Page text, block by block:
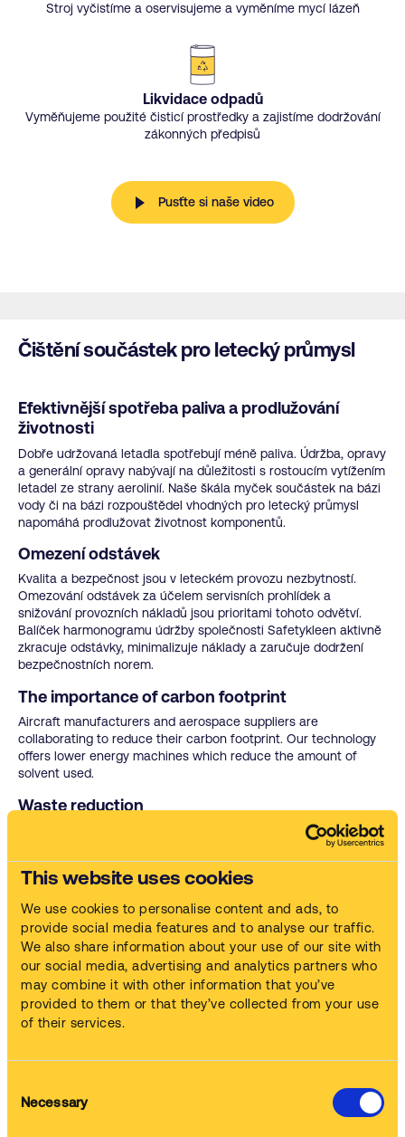
This website uses cookies
We use cookies to personalise content and ads, to
provide social media features and to analyse our traffic.
We also share information about your use of our site with
our social media, advertising and analytics partners who
may combine it with other information that you’ve
provided to them or that they’ve collected from your use
of their services.
Necessary
Stroj vyčistíme a oservisujeme a vyměníme mycí lázeň
Likvidace odpadů
Vyměňujeme použité čisticí prostředky a zajistíme dodržování
zákonných předpisů
Pusťte si naše video
Čištění součástek pro letecký průmysl
Efektivnější spotřeba paliva a prodlužování
životnosti
Dobře udržovaná letadla spotřebují méně paliva. Údržba, opravy
a generální opravy nabývají na důležitosti s rostoucím vytížením
letadel ze strany aerolinií. Naše škála myček součástek na bázi
vody či na bázi rozpouštědel vhodných pro letecký průmysl
napomáhá prodlužovat životnost komponentů.
Omezení odstávek
Kvalita a bezpečnost jsou v leteckém provozu nezbytností.
Omezování odstávek za účelem servisních prohlídek a
snižování provozních nákladů jsou prioritami tohoto odvětví.
Balíček harmonogramu údržby společnosti Safetykleen aktivně
zkracuje odstávky, minimalizuje náklady a zaručuje dodržení
bezpečnostních norem.
The importance of carbon footprint
Aircraft manufacturers and aerospace suppliers are
collaborating to reduce their carbon footprint. Our technology
offers lower energy machines which reduce the amount of
solvent used.
Waste reduction
Operators continually look for ways to demonstrate waste
reduction. Safetykleen provide parts washing and spray
equipment cleaning technology that actively reduces waste
and a comprehensive waste management system, removing
Peace of mind
We take any waste you have produced to the highest possible
level required by the Waste Framework Directive and provide a
waste management system which recognises the importance
of segregation as part of the aerospace industry’s green
credentials.